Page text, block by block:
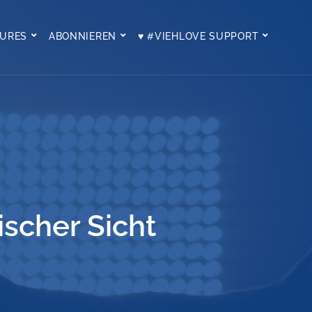
ABONNIEREN ♥ #VIEHLOVE SUPPORT
Sicht